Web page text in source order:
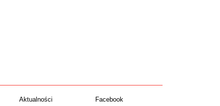
Aktualności
Facebook